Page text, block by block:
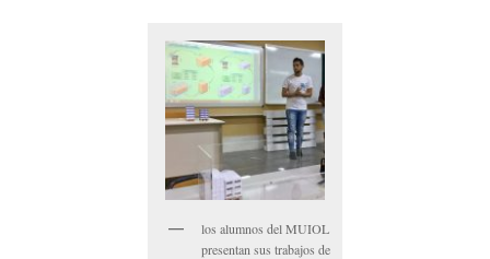
los alumnos del MUIOL
presentan sus trabajos de